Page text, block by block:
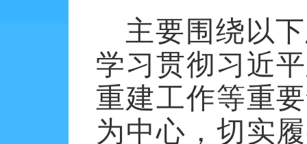
主要围绕以
学习贯彻习近
重建工作等重
为中心，切实